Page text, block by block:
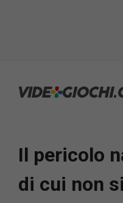
Il pericolo
di cui non